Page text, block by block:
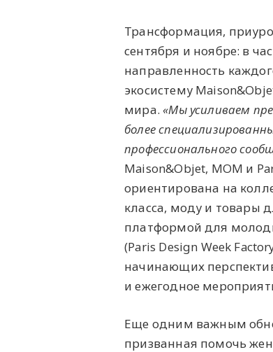
Трансформация,
сентября и ноябре: в
направленность
экосистему
мира.«‎Мы усиливаем
более
профессионального
Maison&Objet, MOM и
ориентирована на
класса, моду и товары
платформой для
(Paris Design Week
начинающих
и ежегодное
Еще одним важным
призванная помочь